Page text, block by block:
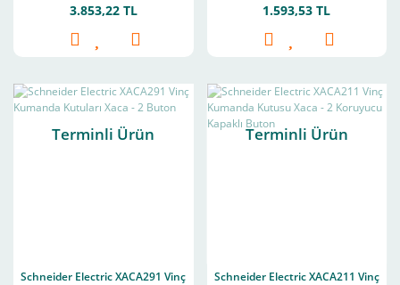
3.853,22 TL 1.593,53 TL
Terminli Ürün
Schneider Electric XACA291 Vinç
Terminli Ürün
Schneider Electric XACA211 Vinç